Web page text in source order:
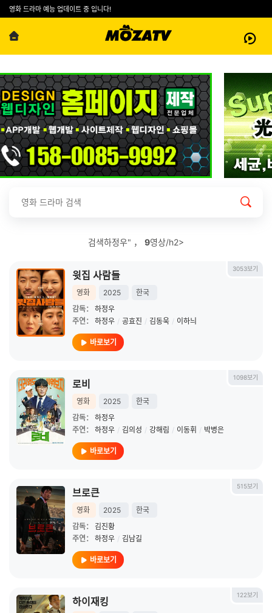
영화 드라마 예능 업데이트 중 입니다!
검색하정우" ， 9영상/h2>
3053보기
윗집 사람들
영화 2025
한국
감독：
하정우
주연：
하정우 / 공효진 / 김동욱 / 이하늬
바로보기
1098보기
로비
영화 2025
한국
감독：
하정우
주연：
하정우 / 김의성 / 강해림 / 이동휘 / 박병은
바로보기
515보기
브로큰
영화 2025
한국
감독：
김진황
주연：
하정우 / 김남길
바로보기
122보기
하이재킹